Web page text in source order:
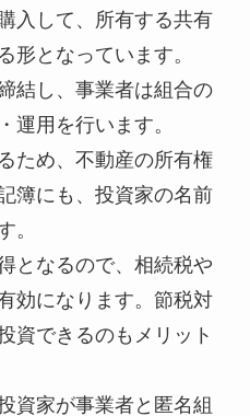
入して、所有する共有
形となっています。
結し、事業者は組合の
運用を行います。
ため、不動産の所有権
簿にも、投資家の名前
。
となるので、相続税や
効になります。節税対
資できるのもメリット
資家が事業者と匿名組